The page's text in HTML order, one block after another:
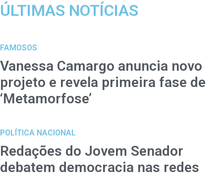
ÚLTIMAS NOTÍCIAS
FAMOSOS
Vanessa Camargo anuncia novo
projeto e revela primeira fase de
‘Metamorfose’
POLÍTICA NACIONAL
Redações do Jovem Senador
debatem democracia nas redes